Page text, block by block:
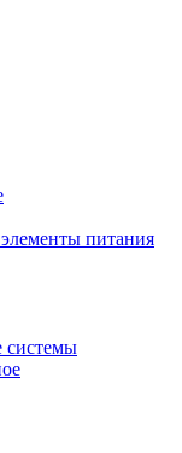
питания
системы